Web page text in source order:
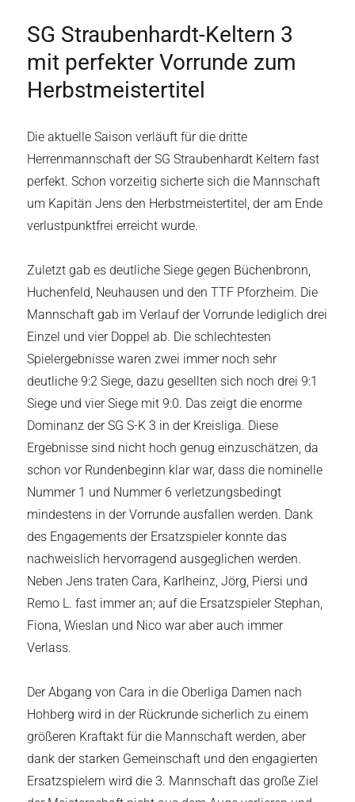
SG Straubenhardt-Keltern 3
mit perfekter Vorrunde zum
Herbstmeistertitel
Die aktuelle Saison verläuft für die dritte
Herrenmannschaft der SG Straubenhardt Keltern fast
perfekt. Schon vorzeitig sicherte sich die Mannschaft
um Kapitän Jens den Herbstmeistertitel, der am Ende
verlustpunktfrei erreicht wurde.
Zuletzt gab es deutliche Siege gegen Büchenbronn,
Huchenfeld, Neuhausen und den TTF Pforzheim. Die
Mannschaft gab im Verlauf der Vorrunde lediglich drei
Einzel und vier Doppel ab. Die schlechtesten
Spielergebnisse waren zwei immer noch sehr
deutliche 9:2 Siege, dazu gesellten sich noch drei 9:1
Siege und vier Siege mit 9:0. Das zeigt die enorme
Dominanz der SG S-K 3 in der Kreisliga. Diese
Ergebnisse sind nicht hoch genug einzuschätzen, da
schon vor Rundenbeginn klar war, dass die nominelle
Nummer 1 und Nummer 6 verletzungsbedingt
mindestens in der Vorrunde ausfallen werden. Dank
des Engagements der Ersatzspieler konnte das
nachweislich hervorragend ausgeglichen werden.
Neben Jens traten Cara, Karlheinz, Jörg, Piersi und
Remo L. fast immer an; auf die Ersatzspieler Stephan,
Fiona, Wieslan und Nico war aber auch immer
Verlass.
Der Abgang von Cara in die Oberliga Damen nach
Hohberg wird in der Rückrunde sicherlich zu einem
größeren Kraftakt für die Mannschaft werden, aber
dank der starken Gemeinschaft und den engagierten
Ersatzspielern wird die 3. Mannschaft das große Ziel